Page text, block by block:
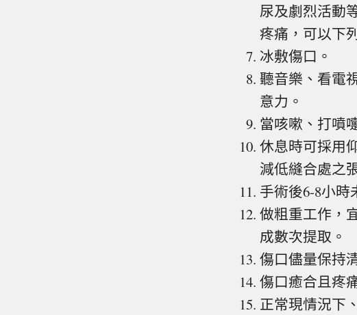
尿及劇烈活動
疼痛，可以下
冰敷傷口。
聽音樂、看電
意力。
當咳嗽、打噴
休息時可採用
減低縫合處之
手術後6-8小時
做粗重工作，
成數次提取。
傷口儘量保持
傷口癒合且疼
正常現情況下